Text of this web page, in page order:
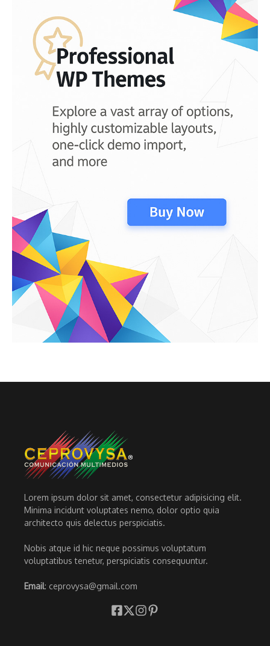
Lorem ipsum dolor sit amet, consectetur adipisicing elit.
Minima incidunt voluptates nemo, dolor optio quia
architecto quis delectus perspiciatis.
Nobis atque id hic neque possimus voluptatum
voluptatibus tenetur, perspiciatis consequuntur.
Email: ceprovysa@gmail.com